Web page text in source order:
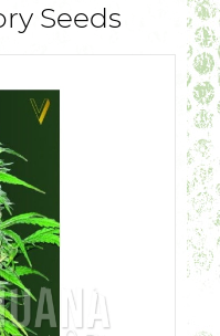
Seeds